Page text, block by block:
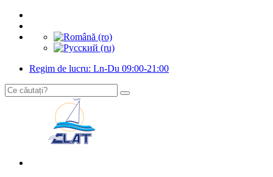
Regim de lucru: Ln-Du 09:00-21:00